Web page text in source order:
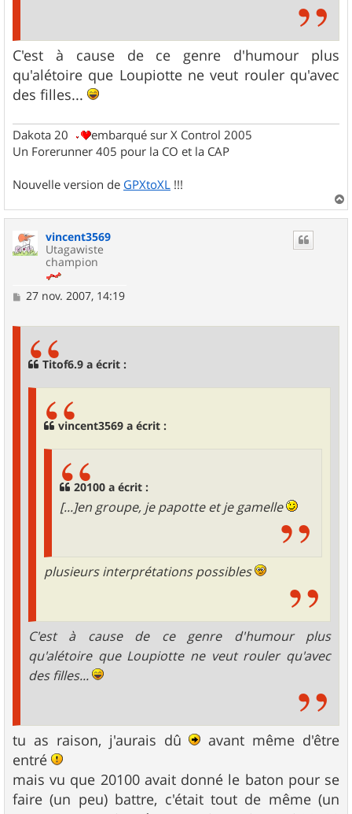
C'est à cause de ce genre d'humour plus
qu'alétoire que Loupiotte ne veut rouler qu'avec
des filles...
Dakota 20
embarqué sur X Control 2005
Un Forerunner 405 pour la CO et la CAP
Nouvelle version de GPXtoXL !!!
a
vincent3569
Utagawiste
champion
M
27 nov. 2007, 14:19
Titof6.9 a écrit :
vincent3569 a écrit :
20100 a écrit :
[...]en groupe, je papotte et je gamelle
plusieurs interprétations possibles
C'est à cause de ce genre d'humour plus
qu'alétoire que Loupiotte ne veut rouler qu'avec
des filles...
tu as raison, j'aurais dû
avant même d'être
entré
mais vu que 20100 avait donné le baton pour se
faire (un peu) battre, c'était tout de même (un